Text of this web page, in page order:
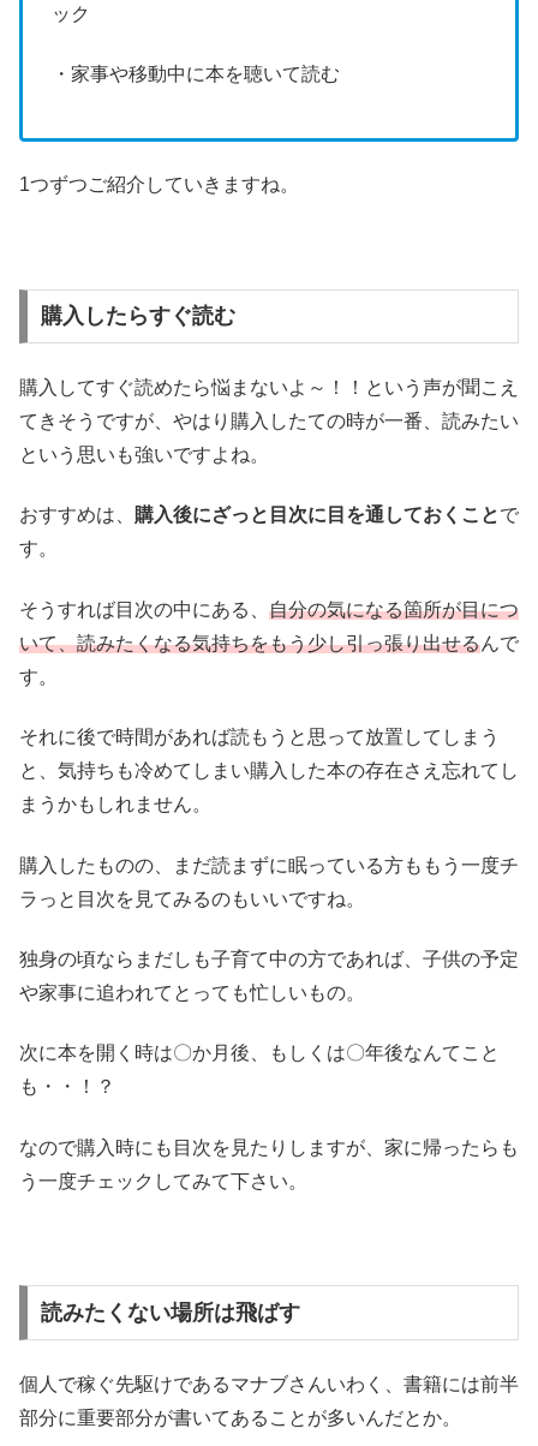
ック
・家事や移動中に本を聴いて読む
1つずつご紹介していきますね。
購入したらすぐ読む
購入してすぐ読めたら悩まないよ～！！という声が聞こえ
てきそうですが、やはり購入したての時が一番、読みたい
という思いも強いですよね。
おすすめは、 購入後にざっと目次に目を通しておくことで
す。
そうすれば目次の中にある、 自分の気になる箇所が目につ
いて、読みたくなる気持ちをもう少し引っ張り出せるんで
す。
それに後で時間があれば読もうと思って放置してしまう
と、気持ちも冷めてしまい購入した本の存在さえ忘れてし
まうかもしれません。
購入したものの、まだ読まずに眠っている方ももう一度チ
ラっと目次を見てみるのもいいですね。
独身の頃ならまだしも子育て中の方であれば、子供の予定
や家事に追われてとっても忙しいもの。
次に本を開く時は〇か月後、もしくは〇年後なんてこと
も・・！？
なので購入時にも目次を見たりしますが、家に帰ったらも
う一度チェックしてみて下さい。
読みたくない場所は飛ばす
個人で稼ぐ先駆けであるマナブさんいわく、書籍には前半
部分に重要部分が書いてあることが多いんだとか。